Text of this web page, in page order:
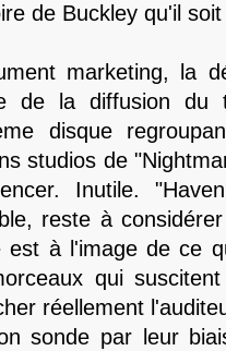
de Buckley qu'il
marketing, la
de la diffusion du
disque
studios de
Inutile.
reste à
est à l'image de ce
qui
réellement
sonde par leur